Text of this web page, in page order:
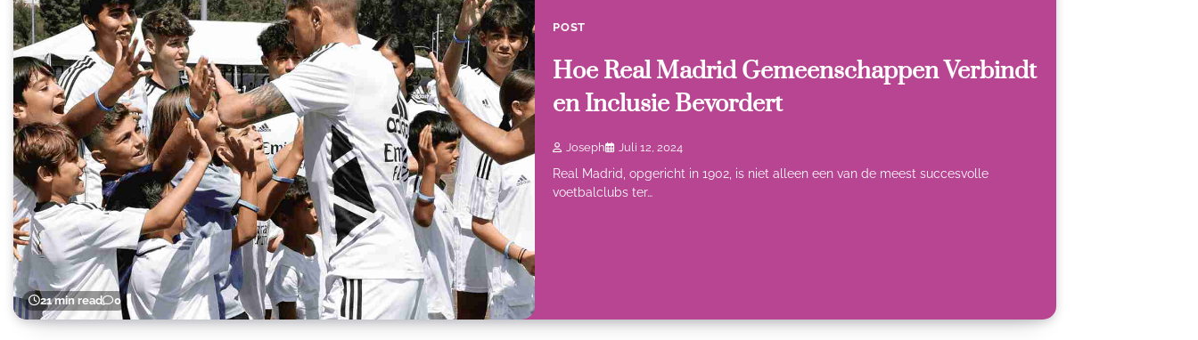
21 min read 0
POST
Hoe Real Madrid Gemeenschappen Verbindt
en Inclusie Bevordert
Joseph Juli 12, 2024
Real Madrid, opgericht in 1902, is niet alleen een van de meest succesvolle
voetbalclubs ter…